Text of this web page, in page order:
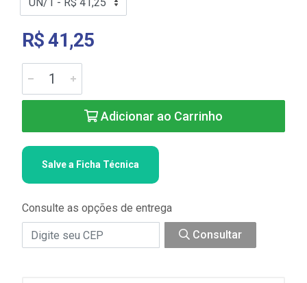
R$ 41,25
Adicionar ao Carrinho
Salve a Ficha Técnica
Consulte as opções de entrega
Consultar